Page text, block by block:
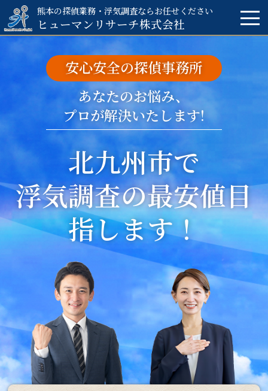
熊本の探偵業務・浮気調査ならお任せください
ヒューマンリサーチ株式会社
安心安全の探偵事務所
あなたのお悩み、
プロが解決いたします!
北九州市で
浮気調査の最安値目
指します！